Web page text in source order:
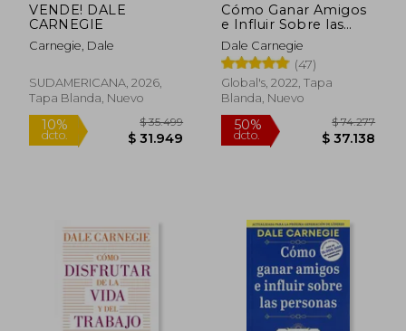
VENDE! DALE
CARNEGIE
Carnegie, Dale
SUDAMERICANA, 2026,
Tapa Blanda, Nuevo
Cómo Ganar Amigos
e Influir Sobre las
Personas
Dale Carnegie
(47)
Global's, 2022, Tapa
Blanda, Nuevo